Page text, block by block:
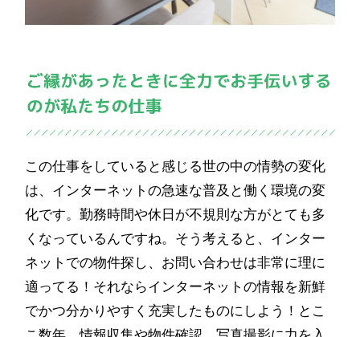
この仕事をしていると感じる世の中の情勢の変化
は、インターネットの急速な普及と働く環境の変
化です。勤務時間や休日が不規則な方がとても多
くなっているんですね。そう考えると、インター
ネットでの物件探し、お問い合わせは非常に理に
適ってる！それならインターネットの情報を新鮮
でかつ分かりやすく充実したものにしよう！とこ